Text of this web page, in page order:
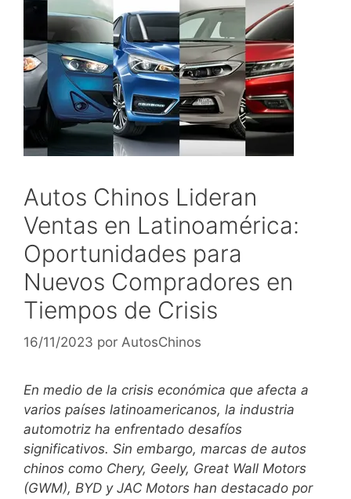
Autos Chinos Lideran
Ventas en Latinoamérica:
Oportunidades para
Nuevos Compradores en
Tiempos de Crisis
16/11/2023 por AutosChinos
En medio de la crisis económica que afecta a
varios países latinoamericanos, la industria
automotriz ha enfrentado desafíos
significativos. Sin embargo, marcas de autos
chinos como Chery, Geely, Great Wall Motors
(GWM), BYD y JAC Motors han destacado por